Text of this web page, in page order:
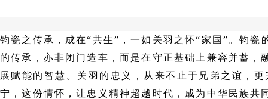
钧瓷之传承，成在“共生”，一如关羽之怀“家国”。钧
的传承，亦非闭门造车，而是在守正基础上兼容并蓄
展赋能的智慧。关羽的忠义，从来不止于兄弟之谊，
宁，这份情怀，让忠义精神超越时代，成为中华民族